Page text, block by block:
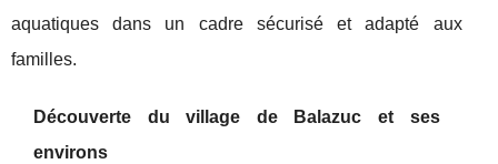
aquatiques dans un cadre sécurisé et adapté aux
familles.
Découverte du village de Balazuc et ses
environs